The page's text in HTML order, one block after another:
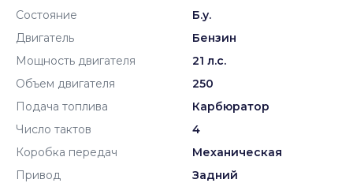
Состояние
Б.у.
Двигатель
Бензин
Мощность двигателя
21 л.с.
Объем двигателя
250
Подача топлива
Карбюратор
Число тактов
4
Коробка передач
Механическая
Привод
Задний